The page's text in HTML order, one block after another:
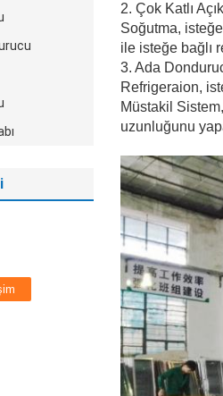
2. Çok Katlı
Soğutma,
ile isteğe bağlı
3. Ada
Refrigeraion,
Müstakil
uzunluğunu